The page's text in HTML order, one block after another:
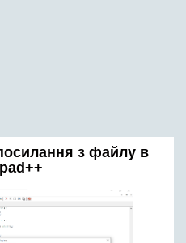
з файлу в